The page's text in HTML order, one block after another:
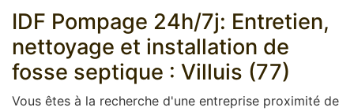
IDF Pompage 24h/7j: Entretien,
nettoyage et installation de
fosse septique : Villuis (77)
Vous êtes à la recherche d'une entreprise proximité de